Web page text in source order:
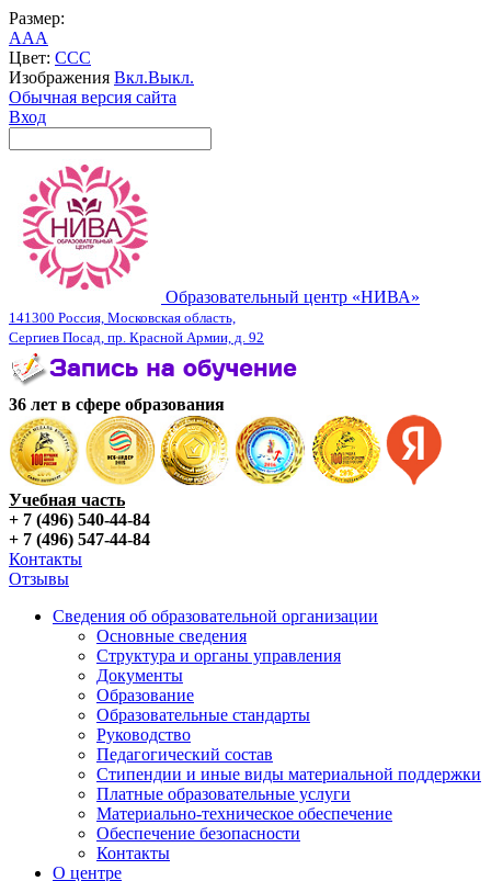
Размер:
AAA
Цвет: CCC
Изображения Вкл.Выкл.
Обычная версия сайта
Вход
Образовательный центр «НИВА»
141300 Россия, Московская область,
Сергиев Посад, пр. Красной Армии, д. 92
36 лет в сфере образования
Учебная часть
+ 7 (496) 540-44-84
+ 7 (496) 547-44-84
Контакты
Отзывы
Сведения об образовательной организации
Основные сведения
Структура и органы управления
Документы
Образование
Образовательные стандарты
Руководство
Педагогический состав
Стипендии и иные виды материальной поддержки
Платные образовательные услуги
Материально-техническое обеспечение
Обеспечение безопасности
Контакты
О центре